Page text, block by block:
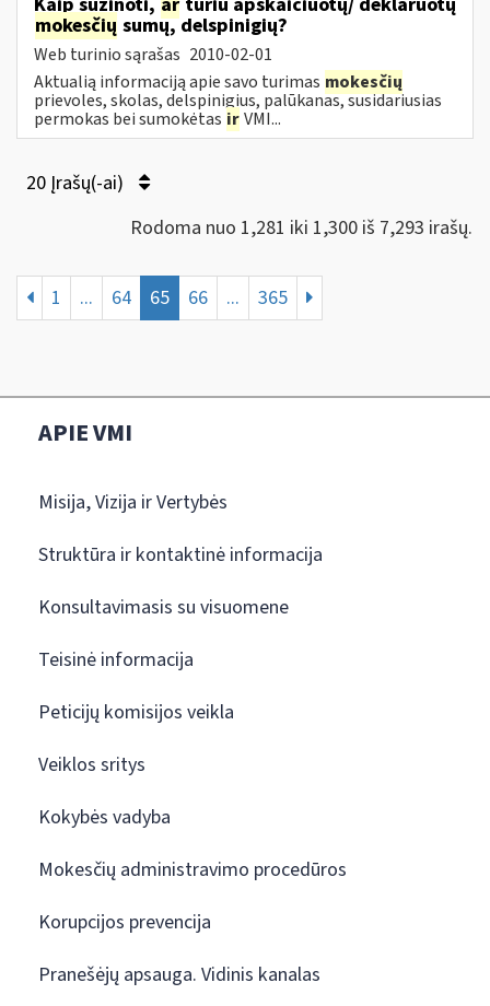
mokesčių sumų, delspinigių?
Web turinio sąrašas 2010-02-01
Aktualią informaciją apie savo turimas mokesčių
prievoles, skolas, delspinigius, palūkanas, susidariusias
permokas bei sumokėtas irVMI...
20 Įrašų(-ai)
Rodoma nuo 1,281 iki 1,300 iš 7,293 irašų.
1 ... 64 65 66 ... 365
APIE VMI
Misija, Vizija ir Vertybės
Struktūra ir kontaktinė informacija
Konsultavimasis su visuomene
Teisinė informacija
Peticijų komisijos veikla
Veiklos sritys
Kokybės vadyba
Mokesčių administravimo procedūros
Korupcijos prevencija
Pranešėjų apsauga. Vidinis kanalas